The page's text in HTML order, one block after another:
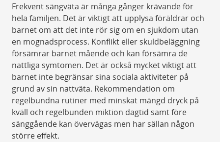
Frekvent sängväta är många gånger krävande för
hela familjen. Det är viktigt att upplysa föräldrar och
barnet om att det inte rör sig om en sjukdom utan
en mognadsprocess. Konflikt eller skuldbeläggning
försämrar barnet mående och kan försämra de
nattliga symtomen. Det är också mycket viktigt att
barnet inte begränsar sina sociala aktiviteter på
grund av sin nattväta. Rekommendation om
regelbundna rutiner med minskat mängd dryck på
kväll och regelbunden miktion dagtid samt före
sänggående kan övervägas men har sällan någon
större effekt.